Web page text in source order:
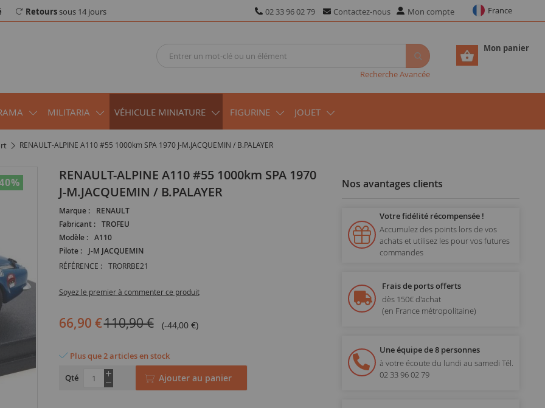
Retourssous 14 jours 02 33 96 02 79 Contactez-nous Mon compte France
Mon panier
Recherche Avancée
MILITARIA VÉHICULE MINIATURE FIGURINE JOUET
RENAULT-ALPINE A110 #55 1000km SPA 1970 J-M.JACQUEMIN / B.PALAYER
%
RENAULT-ALPINE A110 #55 1000km SPA 1970
J-M.JACQUEMIN / B.PALAYER
Marque :
RENAULT
Fabricant :
TROFEU
Modèle :
A110
Pilote :
J-M JACQUEMIN
RÉFÉRENCE : TRORRBE21
Soyez le premier à commenter ce produit
66,90 €110,90 € (-44,00 €)
Plus que 2 articles en stock
Qté
Ajouter au panier
Nos avantages clients
Votre fidélité récompensée !
Accumulez des points lors de vos
achats et utilisez les pour vos futures
commandes
Frais de ports offerts
dès 150€ d'achat
(en France métropolitaine)
Une équipe de 8 personnes
à votre écoute du lundi au samedi Tél.
02 33 96 02 79